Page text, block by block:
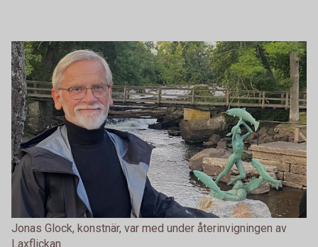
Jonas Glock, konstnär, var med under återinvigningen av
Laxflickan.